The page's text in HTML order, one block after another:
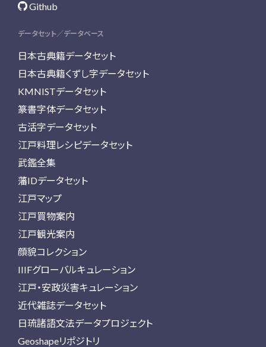
Github
データセット／データベース
日本古典籍データセット
日本古典籍くずし字データセット
KMNISTデータセット
篆書字体データセット
古活字データセット
江戸料理レシピデータセット
武鑑全集
藩IDデータセット
江戸マップ
江戸買物案内
江戸観光案内
顔貌コレクション
IIIFグローバルキュレーション
江戸・安政災害キュレーション
近代雑誌データセット
日琉諸語文法データプロジェクト
Geoshapeリポジトリ